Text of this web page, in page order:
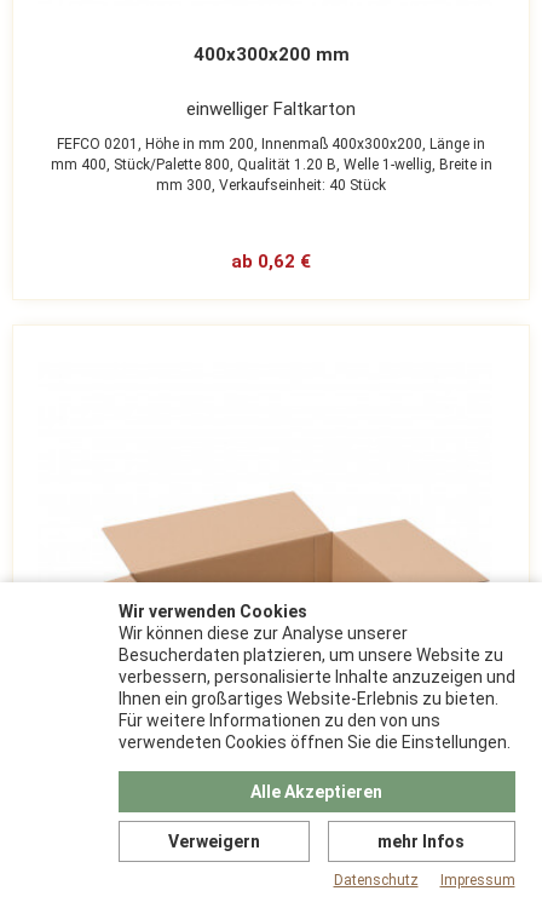
400x300x200 mm
einwelliger Faltkarton
FEFCO 0201, Höhe in mm 200, Innenmaß 400x300x200, Länge in
mm 400, Stück/Palette 800, Qualität 1.20 B, Welle 1-wellig, Breite in
mm 300, Verkaufseinheit: 40 Stück
ab 0,62 €
400x300x200 mm
Wir verwenden Cookies
Wir können diese zur Analyse unserer
Besucherdaten platzieren, um unsere Website zu
verbessern, personalisierte Inhalte anzuzeigen und
Ihnen ein großartiges Website-Erlebnis zu bieten.
Für weitere Informationen zu den von uns
verwendeten Cookies öffnen Sie die Einstellungen.
Verweigern
Alle Akzeptieren
mehr Infos
Datenschutz Impressum